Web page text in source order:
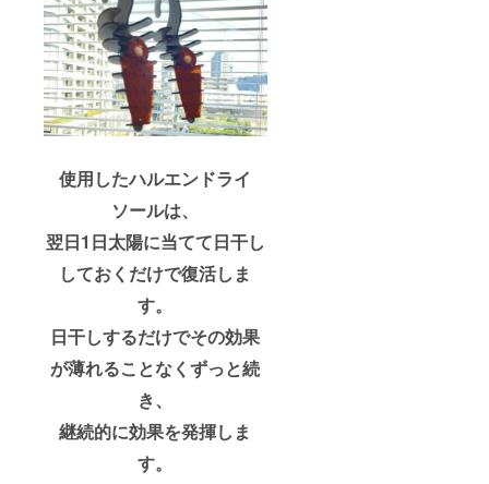
使用したハルエンドライ
ソールは、
翌日1日太陽に当てて日干し
しておくだけで復活しま
す。
日干しするだけでその効果
が薄れることなくずっと続
き、
継続的に効果を発揮しま
す。